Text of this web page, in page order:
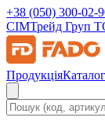
+38 (050) 300-02-
СІМТрейд Груп
Продукція